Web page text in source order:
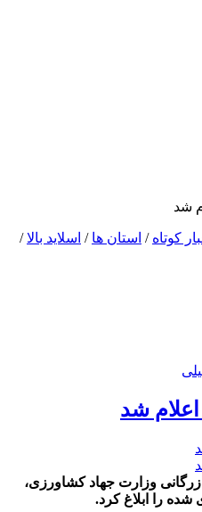
شد
کوتاه / استان ها / اسلاید بالا/
شد
وزارت جهاد کشاورزی،
را ابلاغ کرد.